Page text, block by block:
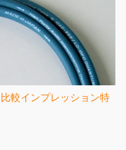
較インプレッション特